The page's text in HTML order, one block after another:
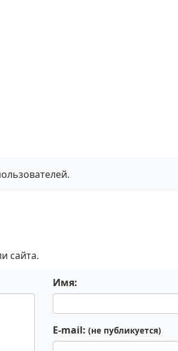
сайта.
Имя:
E-mail: (не публикуется)